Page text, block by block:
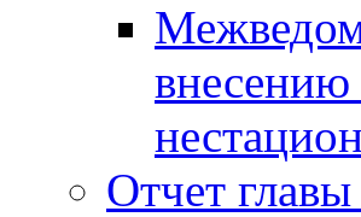
внесению
Отчет